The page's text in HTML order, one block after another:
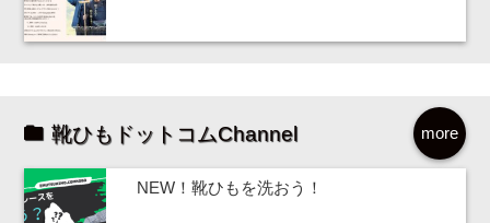
more
靴ひもドットコムChannel
NEW！靴ひもを洗おう！